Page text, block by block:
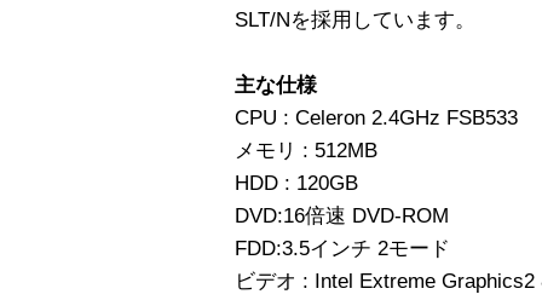
SLT/Nを採用しています。
主な仕様
CPU : Celeron 2.4GHz FSB533
メモリ : 512MB
HDD : 120GB
DVD:16倍速 DVD-ROM
FDD:3.5インチ 2モード
ビデオ : Intel Extreme